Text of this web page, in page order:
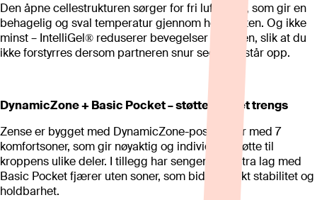
Den åpne cellestrukturen sørger for fri luftstrøm, som gir en
behagelig og sval temperatur gjennom hele natten. Og ikke
minst – IntelliGel® reduserer bevegelser i sengen, slik at du
ikke forstyrres dersom partneren snur seg eller står opp.
DynamicZone + Basic Pocket – støtte der det trengs
Zense er bygget med DynamicZone-posefjærer med 7
komfortsoner, som gir nøyaktig og individuell støtte til
kroppens ulike deler. I tillegg har sengen et ekstra lag med
Basic Pocket fjærer uten soner, som bidrar til økt stabilitet og
holdbarhet.